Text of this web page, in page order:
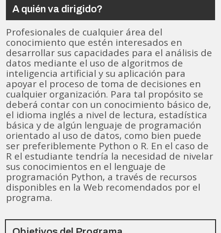
A quién va dirigido?
Profesionales de cualquier área del
conocimiento que estén interesados en
desarrollar sus capacidades para el análisis de
datos mediante el uso de algoritmos de
inteligencia artificial y su aplicación para
apoyar el proceso de toma de decisiones en
cualquier organización. Para tal propósito se
deberá contar con un conocimiento básico de,
el idioma inglés a nivel de lectura, estadística
básica y de algún lenguaje de programación
orientado al uso de datos, como bien puede
ser preferiblemente Python o R. En el caso de
R el estudiante tendría la necesidad de nivelar
sus conocimientos en el lenguaje de
programación Python, a través de recursos
disponibles en la Web recomendados por el
programa.